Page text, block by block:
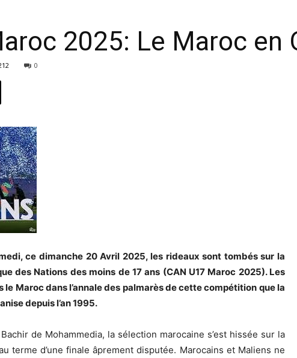
2025: Le Maroc en
0
ce dimanche 20 Avril 2025, les rideaux sont tombés sur la
des Nations des moins de 17 ans (CAN U17 Maroc 2025). Les
le Maroc dans l’annale des palmarès de cette compétition que la
depuis l’an 1995.
de Mohammedia, la sélection marocaine s’est hissée sur la
terme d’une finale âprement disputée. Marocains et Maliens ne